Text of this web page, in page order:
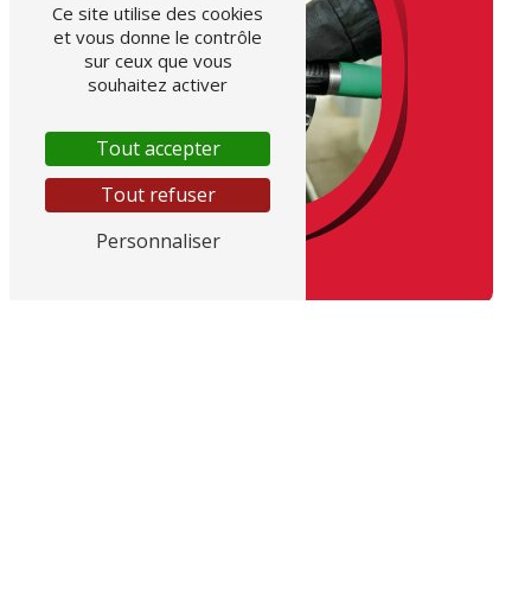
Ce site utilise des cookies
et vous donne le contrôle
sur ceux que vous
souhaitez activer
Tout accepter
Tout refuser
Personnaliser